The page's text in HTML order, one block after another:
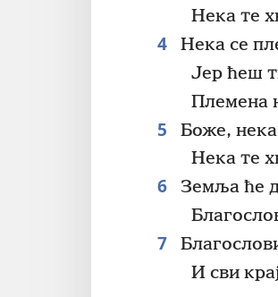
Нека те
4 Нека се
Јер ћеш
Племена
5 Боже,
Нека те
6 Земља ће
7
И сви